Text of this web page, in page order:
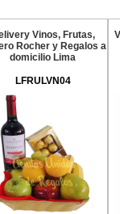
Vinos, Frutas,
Rocher y Regalos a
domicilio Lima
LFRULVN04